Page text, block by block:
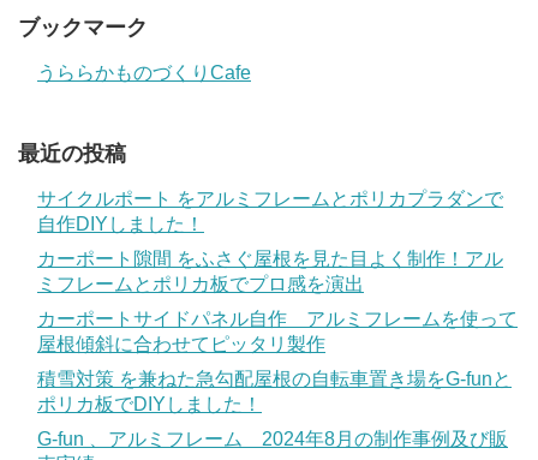
ブックマーク
うららかものづくりCafe
最近の投稿
サイクルポート をアルミフレームとポリカプラダンで
自作DIYしました！
カーポート隙間 をふさぐ屋根を見た目よく制作！アル
ミフレームとポリカ板でプロ感を演出
カーポートサイドパネル自作 アルミフレームを使って
屋根傾斜に合わせてピッタリ製作
積雪対策 を兼ねた急勾配屋根の自転車置き場をG-funと
ポリカ板でDIYしました！
G-fun 、アルミフレーム 2024年8月の制作事例及び販